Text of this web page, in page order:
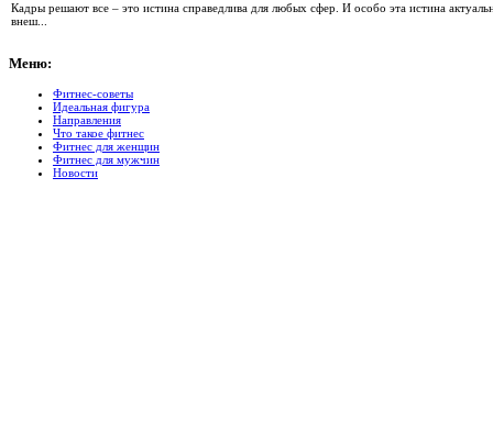
Кадры решают все – это истина справедлива для любых сфер. И особо эта истина
внеш...
Меню:
Фитнес-советы
Идеальная фигура
Направления
Что такое фитнес
Фитнес для женщин
Фитнес для мужчин
Новости